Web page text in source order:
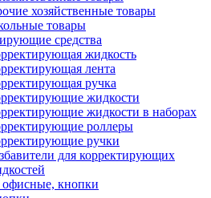
хозяйственные товары
товары
средства
жидкость
лента
ручка
жидкости
жидкости в наборах
роллеры
ручки
для корректирующих
офисные, кнопки